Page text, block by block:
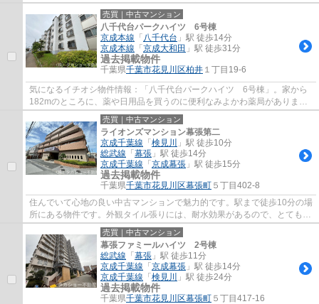
ル張りの物件です。タカショー不動産はお客...
売買｜中古マンション
八千代台パークハイツ 6号棟
京成本線 「 八千代台 」駅 徒歩14分
京成本線 「 京成大和田 」駅 徒歩31分
過去掲載物件
千葉県千葉市花見川区柏井 １丁目19-6
気になるイチオシ物件情報：「八千代台パークハイツ 6号棟」。家から
182mのところに、薬や日用品を買うのに便利なみよかわ薬局がありま
す。駅から徒歩14分の物件です。綺麗に整備され...
売買｜中古マンション
ライオンズマンション幕張第二
京成千葉線 「 検見川
」駅 徒歩10分
総武線 「 幕張 」駅 徒歩14分
京成千葉線 「 京成幕張 」駅 徒歩15分
過去掲載物件
千葉県千葉市花見川区幕張町 ５丁目402-8
住んでいて心地の良い中古マンションで魅力的です。駅まで徒歩10分の場
所にある物件です。外観タイル張りには、耐水効果があるので、とても魅
力的です。京成千葉線検見川近郊にある不...
売買｜中古マンション
幕張ファミールハイツ 2号棟
総武線 「 幕張 」駅 徒歩11分
京成千葉線 「 京成幕張 」駅 徒歩14分
京成千葉線 「 検見川 」駅 徒歩24分
過去掲載物件
千葉県千葉市花見川区幕張町 ５丁目417-16